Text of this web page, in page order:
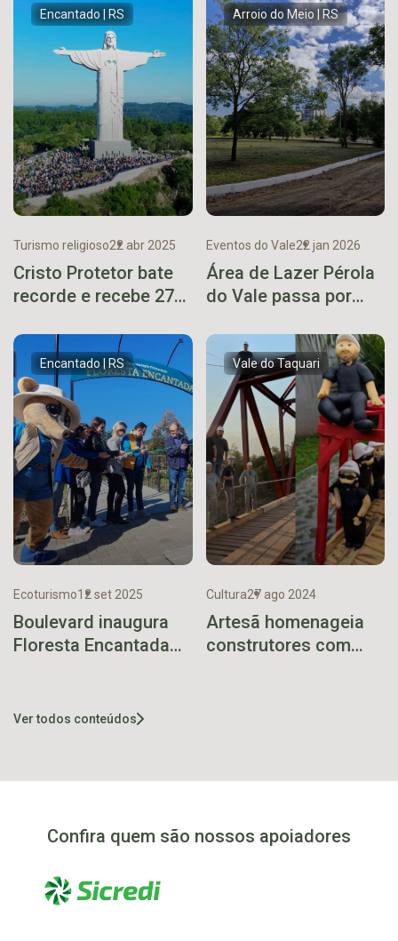
Encantado | RS
Turismo religioso22 abr 2025
Cristo Protetor bate
recorde e recebe 27
feriadão
Arroio do Meio | RS
Eventos do Vale22 jan 2026
Área de Lazer Pérola
do Vale passa por
revitalização
Encantado | RS
Ecoturismo12 set 2025
Boulevard inaugura
Floresta Encantada
Vale do Taquari
Cultura27 ago 2024
Artesã homenageia
construtores com
Ver todos conteúdos
Confira quem são nossos apoiadores